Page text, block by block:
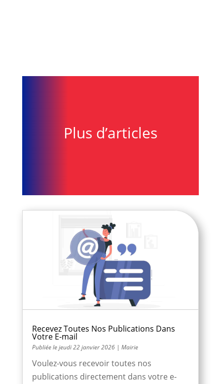
Plus d’articles
Recevez Toutes Nos Publications Dans
Votre E-mail
jeudi 22 janvier 2026| Mairie
Voulez-vous recevoir toutes nos
publications directement dans votre e-